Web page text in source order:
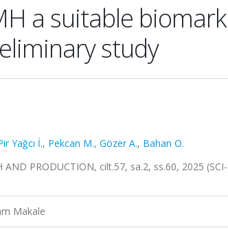
a suitable
study
Yağcı İ., Pekcan M., Gözer A., Bahan O.
AND PRODUCTION, cilt.57, sa.2, ss.60, 2025
Makale